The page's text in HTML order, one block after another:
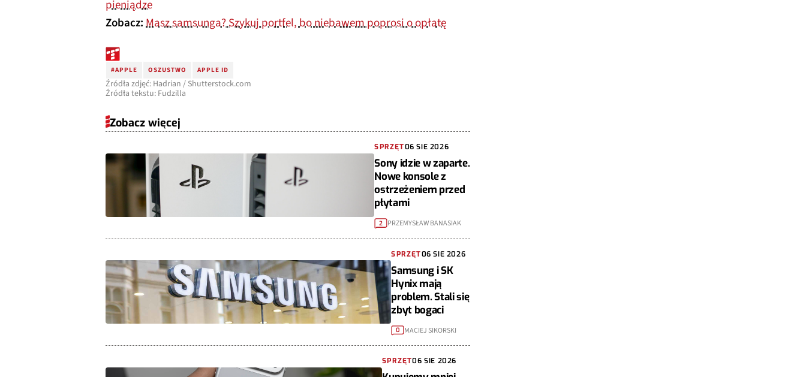
pieniądze
Zobacz:Masz samsunga? Szykuj portfel, bo niebawem poprosi o opłatę
#APPLE OSZUSTWO APPLE ID
Źródła zdjęć: Hadrian / Shutterstock.com
Źródła tekstu: Fudzilla
Zobacz więcej
SPRZĘT06 SIE 2026
Sony idzie w zaparte.
Nowe konsole z
ostrzeżeniem przed
płytami
2 PRZEMYSŁAW BANASIAK
SPRZĘT06 SIE 2026
Samsung i SK
Hynix mają
problem. Stali się
zbyt bogaci
0 MACIEJ SIKORSKI
SPRZĘT06 SIE 2026